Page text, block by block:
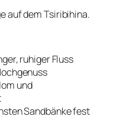
auf dem Tsiribihina.
ruhiger Fluss
und
Sandbänke fest